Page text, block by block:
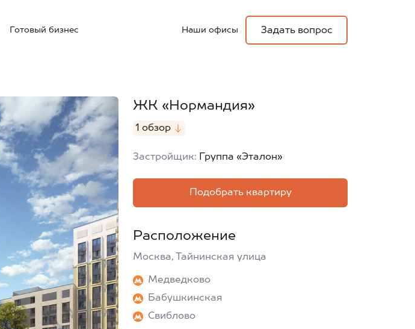
Готовый бизнес Наши офисы Задать вопрос
ЖК «Нормандия»
1 обзор
Застройщик: Группа «Эталон»
Подобрать квартиру
Расположение
Москва, Тайнинская улица
Медведково
Бабушкинская
Свиблово